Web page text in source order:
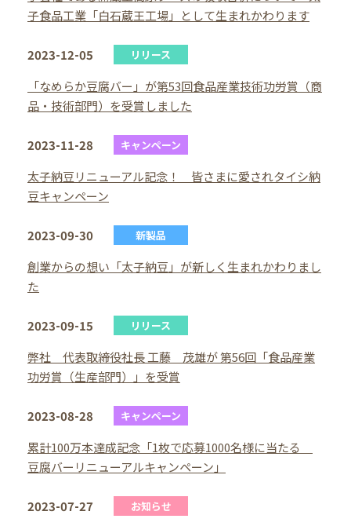
子食品工業「白石蔵王工場」として生まれかわります
2023-12-05 リリース
「なめらか豆腐バー」が第53回食品産業技術功労賞（商
品・技術部門）を受賞しました
2023-11-28 キャンペーン
太子納豆リニューアル記念！ 皆さまに愛されタイシ納
豆キャンペーン
2023-09-30 新製品
創業からの想い「太子納豆」が新しく生まれかわりまし
た
2023-09-15 リリース
弊社 代表取締役社長 工藤 茂雄が 第56回「食品産業
功労賞（生産部門）」を受賞
2023-08-28 キャンペーン
累計100万本達成記念「1枚で応募1000名様に当たる
豆腐バーリニューアルキャンペーン」
2023-07-27 お知らせ